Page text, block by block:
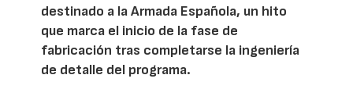
destinado a la Armada Española, un hito
que marca el inicio de la fase de
fabricación tras completarse la ingeniería
de detalle del programa.